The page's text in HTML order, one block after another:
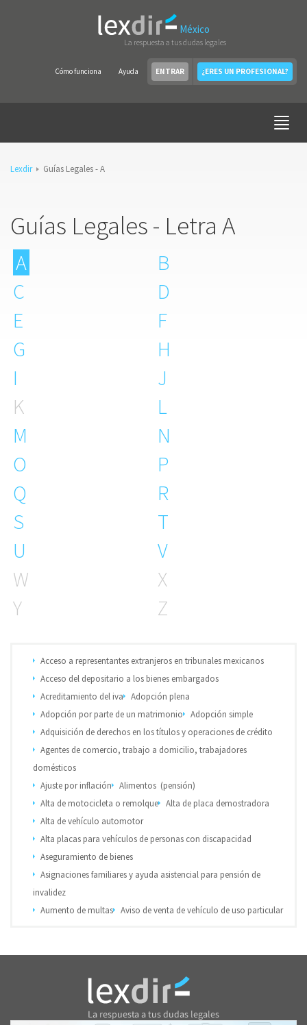
México
La respuesta a tus dudas legales
Cómo funciona Ayuda ENTRAR ¿ERES UN PROFESIONAL?
Lexdir Guías Legales - A
Guías Legales - Letra A
A
B
C
D
E
F
G
H
I
J
K
L
M
N
O
P
Q
R
S
T
U
V
W
X
Y
Z
Acceso a representantes extranjeros en tribunales mexicanos
Acceso del depositario a los bienes embargados
Acreditamiento del iva
Adopción plena
Adopción por parte de un matrimonio
Adopción simple
Adquisición de derechos en los títulos y operaciones de crédito
Agentes de comercio, trabajo a domicilio, trabajadores
domésticos
Ajuste por inflación
Alimentos (pensión)
Alta de motocicleta o remolque
Alta de placa demostradora
Alta de vehículo automotor
Alta placas para vehículos de personas con discapacidad
Aseguramiento de bienes
Asignaciones familiares y ayuda asistencial para pensión de
invalidez
Aumento de multas
Aviso de venta de vehículo de uso particular